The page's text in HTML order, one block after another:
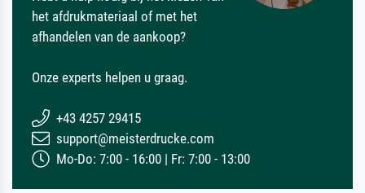
het afdrukmateriaal of met het
afhandelen van de aankoop?
Onze experts helpen u graag.
+43 4257 29415
support@meisterdrucke.com
Mo-Do: 7:00 - 16:00 | Fr: 7:00 - 13:00